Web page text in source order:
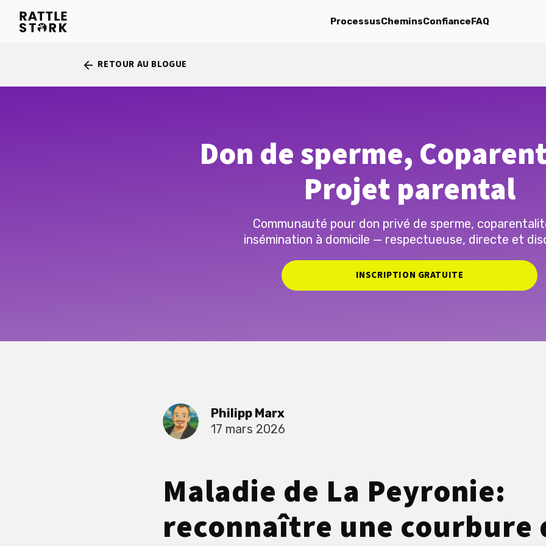
ProcessusCheminsConfianceFAQ
arrow_back RETOUR AU BLOGUE
Don de sperme,
Projet parental
Communauté pour don privé de sperme,
insémination à domicile — respectueuse, directe et
INSCRIPTION GRATUITE
Philipp Marx
17 mars 2026
Maladie de La Peyronie:
reconnaître une courbure